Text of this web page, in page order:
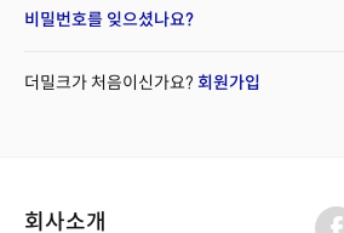
비밀번호를 잊으셨나요?
더밀크가 처음이신가요? 회원가입
회사소개